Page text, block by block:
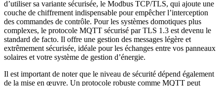
d’utiliser sa variante sécurisée, le Modbus TCP/TLS, qui ajoute une
couche de chiffrement indispensable pour empêcher l’interception
des commandes de contrôle. Pour les systèmes domotiques plus
complexes, le protocole MQTT sécurisé par TLS 1.3 est devenu le
standard de facto. Il offre une gestion des messages légère et
extrêmement sécurisée, idéale pour les échanges entre vos panneaux
solaires et votre système de gestion d’énergie.
Il est important de noter que le niveau de sécurité dépend également
de la mise en œuvre. Un protocole robuste comme MQTT peut